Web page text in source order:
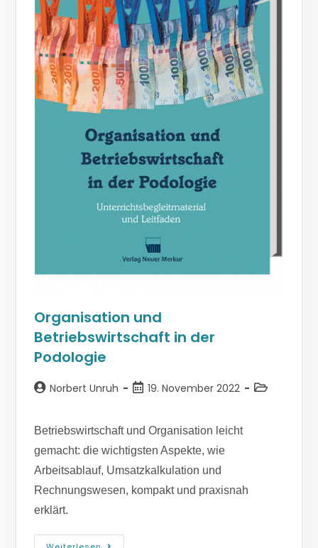
Organisation und
Betriebswirtschaft in der
Podologie
Norbert Unruh 19. November 2022
Betriebswirtschaft und Organisation leicht
gemacht: die wichtigsten Aspekte, wie
Arbeitsablauf, Umsatzkalkulation und
Rechnungswesen, kompakt und praxisnah
erklärt.